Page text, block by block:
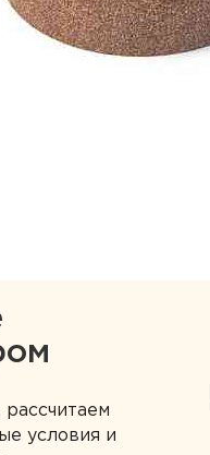
рассчитаем
условия и